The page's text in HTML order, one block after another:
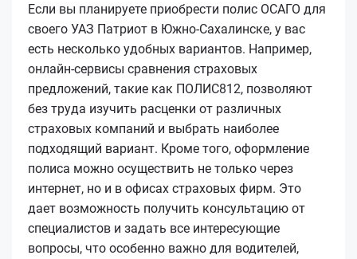
Если вы планируете приобрести полис ОСАГО для
своего УАЗ Патриот в Южно-Сахалинске, у вас
есть несколько удобных вариантов. Например,
онлайн-сервисы сравнения страховых
предложений, такие как ПОЛИС812, позволяют
без труда изучить расценки от различных
страховых компаний и выбрать наиболее
подходящий вариант. Кроме того, оформление
полиса можно осуществить не только через
интернет, но и в офисах страховых фирм. Это
дает возможность получить консультацию от
специалистов и задать все интересующие
вопросы, что особенно важно для водителей,